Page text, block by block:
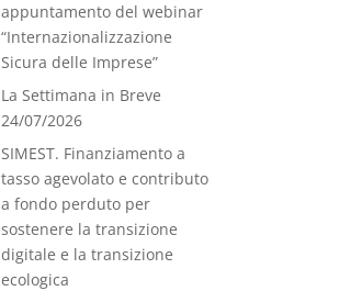
appuntamento del webinar
“Internazionalizzazione
Sicura delle Imprese”
La Settimana in Breve
24/07/2026
SIMEST. Finanziamento a
tasso agevolato e contributo
a fondo perduto per
sostenere la transizione
digitale e la transizione
ecologica